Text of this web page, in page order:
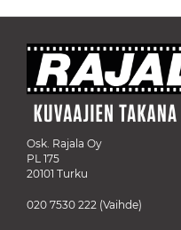
Osk. Rajala Oy
PL 175
20101 Turku
020 7530 222 (Vaihde)